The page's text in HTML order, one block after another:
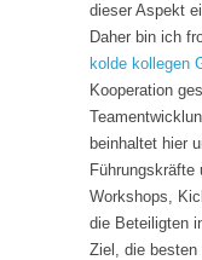
dieser Aspekt
Daher bin ich
kolde kollegen
Kooperation
beinhaltet hier
Führungskräfte
Workshops,
die Beteiligten
Ziel, die